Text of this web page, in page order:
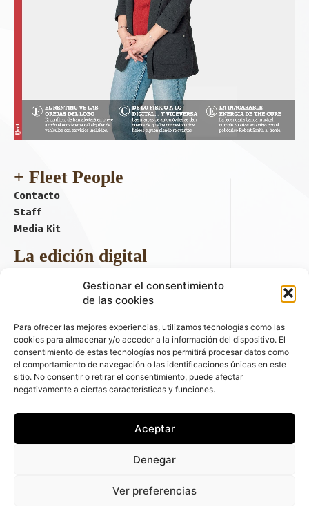
Gestionar el consentimiento
de las cookies
Para ofrecer las mejores experiencias, utilizamos tecnologías como las
cookies para almacenar y/o acceder a la información del dispositivo. El
consentimiento de estas tecnologías nos permitirá procesar datos como
el comportamiento de navegación o las identificaciones únicas en este
sitio. No consentir o retirar el consentimiento, puede afectar
negativamente a ciertas características y funciones.
Aceptar
Denegar
Ver preferencias
+ Fleet People
Contacto
Staff
Media Kit
La edición digital
Descargar último ejemplar
ir a hemeroteca
+ Contenido en redes sociales
automóviles - C/ Fernández de la Hoz 70, 1ºB - 28003 - Madrid
fleetpeople@fleetpeople.es